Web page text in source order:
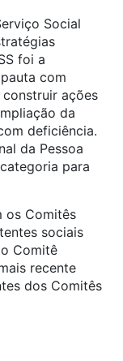
Social
foi a
com
ações
da
deficiência.
da Pessoa
para
os Comitês
sociais
Comitê
recente
dos Comitês